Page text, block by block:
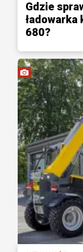
Gdzie
ładowarka
680?